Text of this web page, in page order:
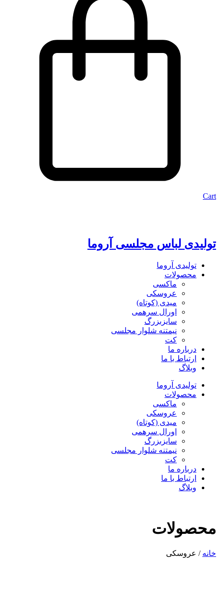
Cart
تولیدی لباس مجلسی آروما
تولیدی آروما
محصولات
ماکسی
عروسکی
میدی (کوتاه)
اورال سرهمی
سایزبزرگ
نیمتنه شلوار مجلسی
کت
درباره ما
ارتباط با ما
وبلاگ
تولیدی آروما
محصولات
ماکسی
عروسکی
میدی (کوتاه)
اورال سرهمی
سایزبزرگ
نیمتنه شلوار مجلسی
کت
درباره ما
ارتباط با ما
وبلاگ
محصولات
خانه / عروسکی